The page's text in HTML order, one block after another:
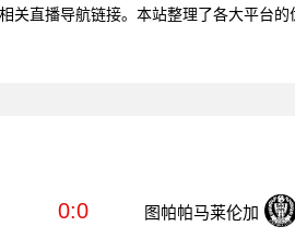
直播导航链接。本站整理了各大平台
0:0 图帕帕马莱伦加